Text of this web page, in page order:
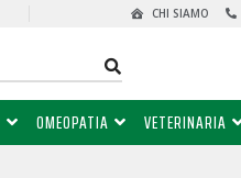
CHI SIAMO
OMEOPATIA VETERINARIA